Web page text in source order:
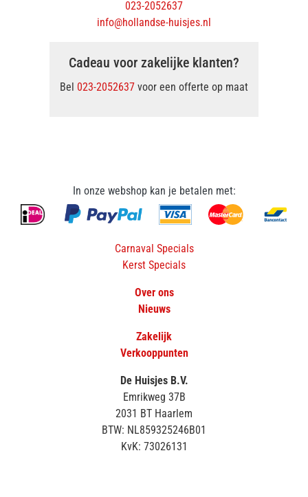
023-2052637
info@hollandse-huisjes.nl
Cadeau voor zakelijke klanten?
Bel 023-2052637 voor een offerte op maat
In onze webshop kan je betalen met:
Carnaval Specials
Kerst Specials
Over ons
Nieuws
Zakelijk
Verkooppunten
De Huisjes B.V.
Emrikweg 37B
2031 BT Haarlem
BTW: NL859325246B01
KvK: 73026131